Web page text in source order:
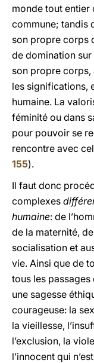
monde tout entier
commune; tandis
son propre corps
de domination
son propre corps,
les significations,
humaine. La
féminité ou dans
pour pouvoir se
rencontre avec
155).
Il faut donc
complexes
humaine: de
de la maternité,
socialisation et
vie. Ainsi que de
tous les
une sagesse
courageuse: la
la vieillesse,
l’exclusion, la
l’innocent qui